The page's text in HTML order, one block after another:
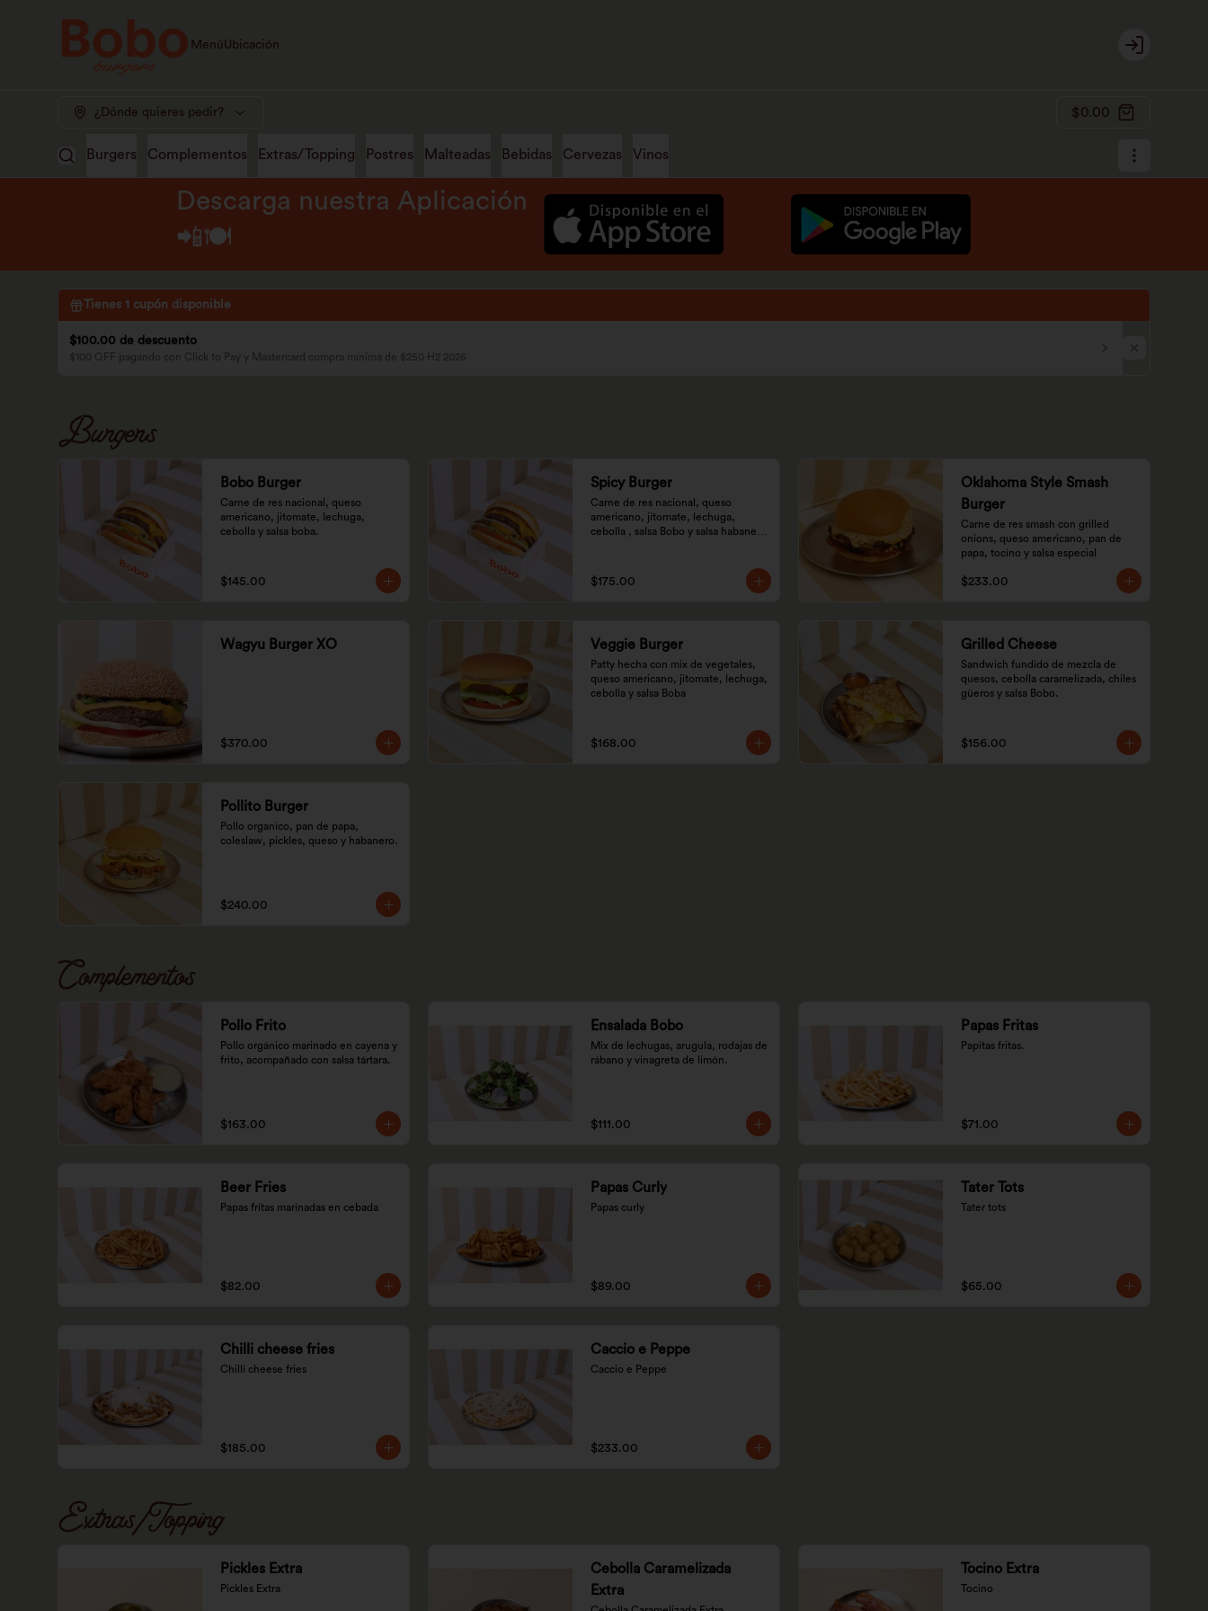
MenúUbicación
Login
¿Dónde quieres pedir? $0.00
Burgers Complementos Extras/Topping Postres Malteadas Bebidas Cervezas Vinos
Descarga nuestra Aplicación
📲🍽️
Tienes 1 cupón disponible
$100.00 de descuento
$100 OFF pagando con Click to Pay y Mastercard compra mínima de $250 H2 2026
Burgers
Bobo Burger
Carne de res nacional, queso
americano, jitomate, lechuga,
cebolla y salsa boba.
$145.00
Spicy Burger
Carne de res nacional, queso
americano, jitomate, lechuga,
cebolla , salsa Bobo y salsa habanero
$175.00
Oklahoma Style Smash
Burger
Carne de res smash con grilled
onions, queso americano, pan de
papa, tocino y salsa especial
$233.00
Wagyu Burger XO
$370.00
Veggie Burger
Patty hecha con mix de vegetales,
queso americano, jitomate, lechuga,
cebolla y salsa Boba
$168.00
Grilled Cheese
Sandwich fundido de mezcla de
quesos, cebolla caramelizada, chiles
güeros y salsa Bobo.
$156.00
Pollito Burger
Pollo organico, pan de papa,
coleslaw, pickles, queso y habanero.
$240.00
Complementos
Pollo Frito
Pollo orgánico marinado en cayena y
frito, acompañado con salsa tártara.
$163.00
Ensalada Bobo
Mix de lechugas, arugula, rodajas de
rábano y vinagreta de limón.
$111.00
Papas Fritas
Papitas fritas.
$71.00
Beer Fries
Papas fritas marinadas en cebada
$82.00
Papas Curly
Papas curly
$89.00
Tater Tots
Tater tots
$65.00
Chilli cheese fries
Chilli cheese fries
$185.00
Caccio e Peppe
Caccio e Peppe
$233.00
Extras/Topping
Pickles Extra
Pickles Extra
Cebolla Caramelizada
Extra
Tocino Extra
Tocino